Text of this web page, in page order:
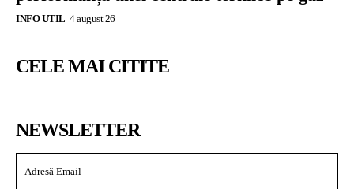
INFO UTIL 4 august 26
CELE MAI CITITE
NEWSLETTER